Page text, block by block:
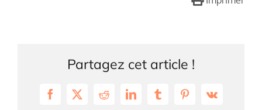
Partagez cet article !
Facebook
X RedditLinkedInTumblrPinterest
Vk